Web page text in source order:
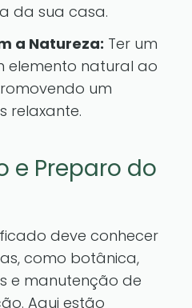
da sua casa.
a Natureza: Ter um
elemento natural ao
um
relaxante.
e Preparo do
deve conhecer
como botânica,
e manutenção de
Aqui estão